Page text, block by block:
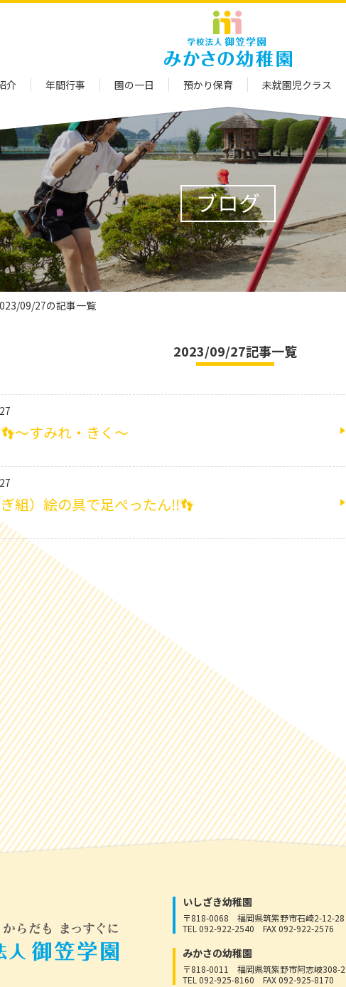
介 年間行事 園の一日 預かり保育 未就園児クラス
ブログ
09/27の記事一覧
2023/09/27記事一覧
～すみれ・きく～
組）絵の具で足ぺったん‼👣
いしざき幼稚園
〒818-0068 福岡県筑紫野市石崎2-12-28
TEL 092-922-2540 FAX 092-922-2576
みかさの幼稚園
〒818-0011 福岡県筑紫野市阿志岐308-2
TEL 092-925-8160 FAX 092-925-8170